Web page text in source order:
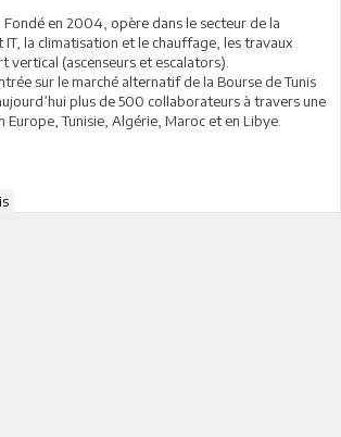
Fondé en 2004, opère dans le secteur de la
la climatisation et le chauffage, les travaux
(ascenseurs et escalators).
sur le marché alternatif de la Bourse de Tunis
plus de 500 collaborateurs à travers une
Europe, Tunisie, Algérie, Maroc et en Libye.